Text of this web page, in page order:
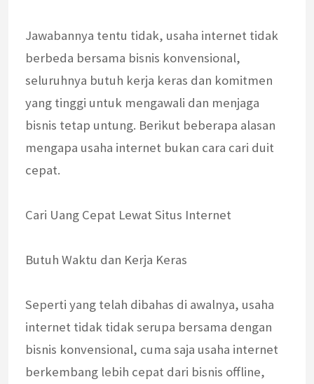
Jawabannya tentu tidak, usaha internet tidak
berbeda bersama bisnis konvensional,
seluruhnya butuh kerja keras dan komitmen
yang tinggi untuk mengawali dan menjaga
bisnis tetap untung. Berikut beberapa alasan
mengapa usaha internet bukan cara cari duit
cepat.
Cari Uang Cepat Lewat Situs Internet
Butuh Waktu dan Kerja Keras
Seperti yang telah dibahas di awalnya, usaha
internet tidak tidak serupa bersama dengan
bisnis konvensional, cuma saja usaha internet
berkembang lebih cepat dari bisnis offline,